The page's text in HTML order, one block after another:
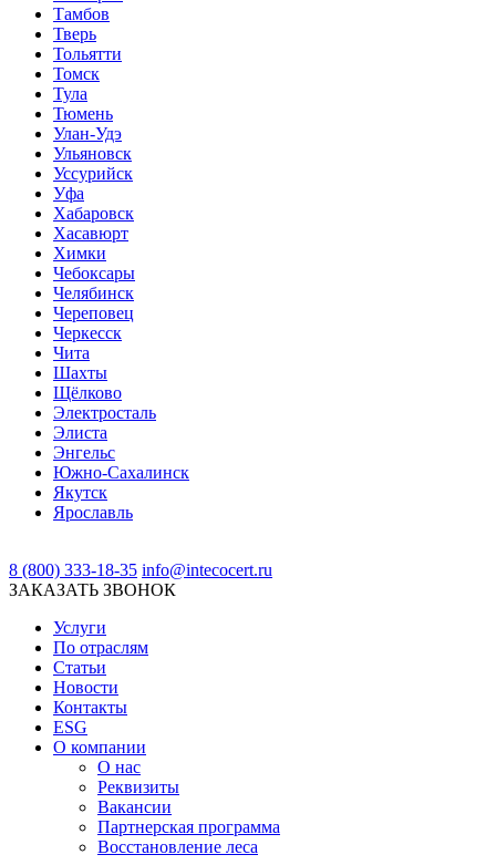
Тамбов
Тверь
Тольятти
Томск
Тула
Тюмень
Улан-Удэ
Ульяновск
Уссурийск
Уфа
Хабаровск
Хасавюрт
Химки
Чебоксары
Челябинск
Череповец
Черкесск
Чита
Шахты
Щёлково
Электросталь
Элиста
Энгельс
Южно-Сахалинск
Якутск
Ярославль
8 (800) 333-18-35 info@intecocert.ru
ЗАКАЗАТЬ ЗВОНОК
Услуги
По отраслям
Статьи
Новости
Контакты
ESG
О компании
О нас
Реквизиты
Вакансии
Партнерская программа
Восстановление леса